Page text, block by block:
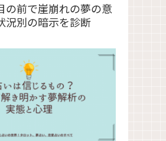
の前で崖崩れの夢の意
況別の暗示を診断